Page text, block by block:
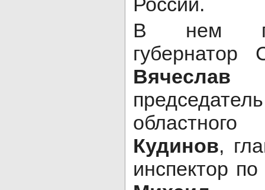
В нем
губернатор
Кудинов,
инспектор